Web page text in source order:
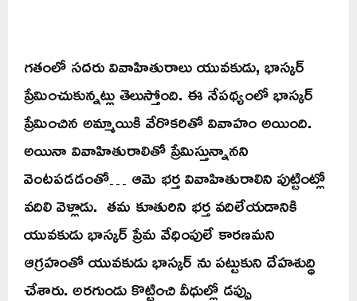
గతంలో సదరు వివాహితురాలు యువకుడు, భాస్కర్
ప్రేమించుకున్నట్లు తెలుస్తోంది. ఈ నేపథ్యంలో భాస్కర్
ప్రేమించిన అమ్మాయికి వేరొకరితో వివాహం అయింది.
అయినా వివాహితురాలితో ప్రేమిస్తున్నానని
వెంటపడడంతో… ఆమె భర్త వివాహితురాలిని పుట్టింట్లో
వదిలి వెళ్లాడు. తమ కూతురిని భర్త వదిలేయడానికి
యువకుడు భాస్కర్ ప్రేమ వేధింపులే కారణమని
ఆగ్రహంతో యువకుడు భాస్కర్ ను పట్టుకుని దేహశుద్ధి
చేశారు. అరగుండు కొట్టించి వీధుల్లో డప్పు